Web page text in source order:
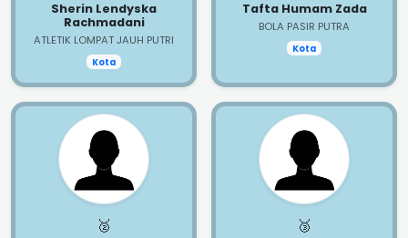
Sherin Lendyska
Rachmadani
ATLETIK LOMPAT JAUH PUTRI
Kota
Tafta Humam Zada
BOLA PASIR PUTRA
Kota
🥈 🥉